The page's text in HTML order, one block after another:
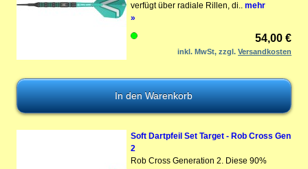
verfügt über radiale Rillen, di.. mehr
»
54,00 €
inkl. MwSt, zzgl.Versandkosten
Soft Dartpfeil Set Target - Rob Cross Gen
2
Rob Cross Generation 2. Diese 90%